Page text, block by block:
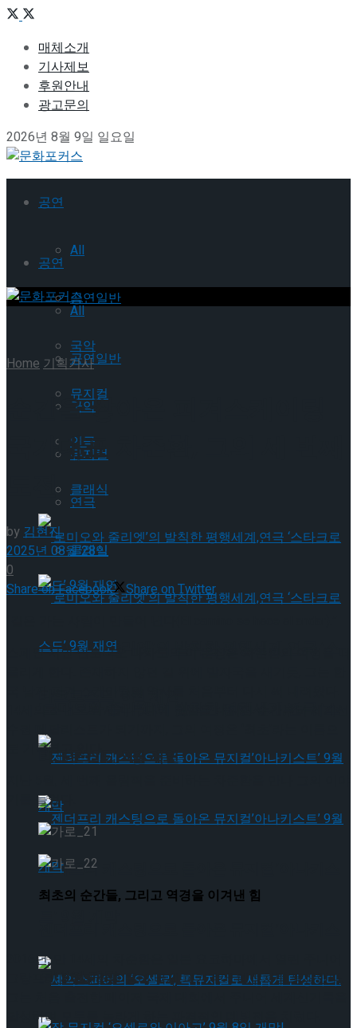
매체소개
기사제보
후원안내
광고문의
2026년 8월 9일 일요일
공연
All
공연일반
국악
뮤지컬
연극
클래식
‘로미오와 줄리엣’의 발칙한 평행세계,연극 ‘스
젠더프리 캐스팅으로 돌아온 뮤지컬’아나키스
공연
All
공연일반
국악
뮤지컬
연극
클래식
타크로스드’ 9월 재연
트’ 9월 개막
Home기획기사
순간을 쌓아온 피겨스케이팅
국가대표 차준환, 그의 세 번째
도전
by김현진
2025년 08월 28일
0
Share on Facebook
Share on Twitter
스페인 시인 안토니오 마차도의 이 문장은 차준환의 여정을 떠
수권 메달리스트가 되기까지, 그의 여정은 ‘최초’라는 이름으
로 기록되고 있다.
기를 들었다.
최초의 순간들, 그리고 역경을 이겨낸 힘
2016년, 만 14세의 차준환은 일본 요코하마에서 열린 주니어
그랑프리 3차 대회를 통해 국제 피겨계에 혜성처럼 등장했다.
달성하며 모두를 놀라게 하는 파격적인 데뷔전을 치렀다.